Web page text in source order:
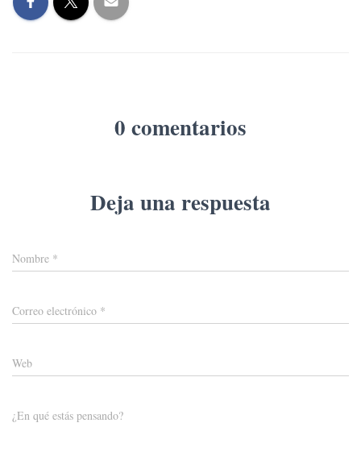
0 comentarios
Deja una respuesta
Nombre *
Correo electrónico *
Web
¿En qué estás pensando?